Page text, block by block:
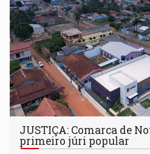
JUSTIÇA: Comarca de
primeiro júri popular